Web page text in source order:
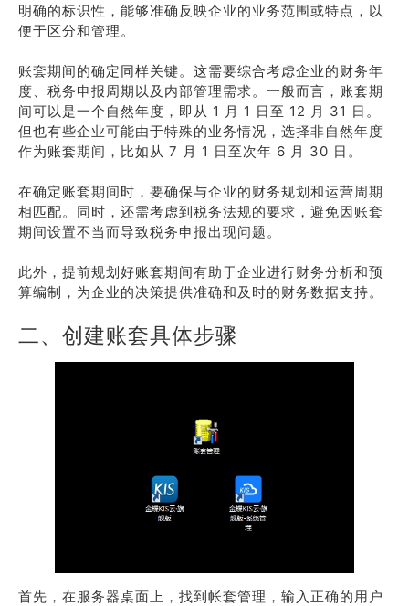
明确的标识性，能够准确反映企业的业务范围或特点，以
便于区分和管理。
账套期间的确定同样关键。这需要综合考虑企业的财务年
度、税务申报周期以及内部管理需求。一般而言，账套期
间可以是一个自然年度，即从 1 月 1 日至 12 月 31 日。
但也有些企业可能由于特殊的业务情况，选择非自然年度
作为账套期间，比如从 7 月 1 日至次年 6 月 30 日。
在确定账套期间时，要确保与企业的财务规划和运营周期
相匹配。同时，还需考虑到税务法规的要求，避免因账套
期间设置不当而导致税务申报出现问题。
此外，提前规划好账套期间有助于企业进行财务分析和预
算编制，为企业的决策提供准确和及时的财务数据支持。
二、创建账套具体步骤
首先，在服务器桌面上，找到帐套管理，输入正确的用户